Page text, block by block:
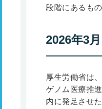
段階にあるも
2026年3
厚生労働省は
ゲノム医療推
内に発足させ